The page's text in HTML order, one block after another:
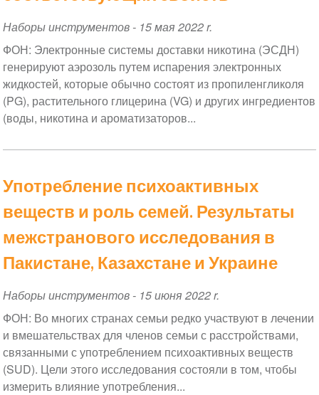
Наборы инструментов- 15 мая 2022 r.
ФОН: Электронные системы доставки никотина (ЭСДН)
генерируют аэрозоль путем испарения электронных
жидкостей, которые обычно состоят из пропиленгликоля
(PG), растительного глицерина (VG) и других ингредиентов
(воды, никотина и ароматизаторов...
Употребление психоактивных
веществ и роль семей. Результаты
межстранового исследования в
Пакистане, Казахстане и Украине
Наборы инструментов- 15 июня 2022 r.
ФОН: Во многих странах семьи редко участвуют в лечении
и вмешательствах для членов семьи с расстройствами,
связанными с употреблением психоактивных веществ
(SUD). Цели этого исследования состояли в том, чтобы
измерить влияние употребления...